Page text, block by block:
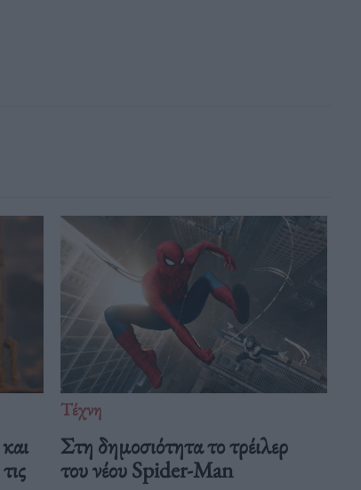
Τέχνη
Στη δημοσιότητα το τρέιλερ
του νέου Spider-Man